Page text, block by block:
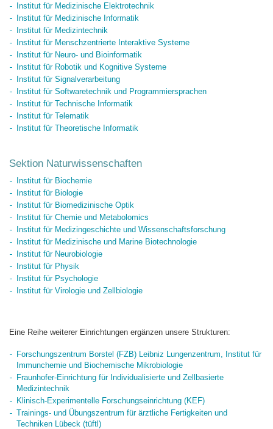
Institut für Medizinische Elektrotechnik
Institut für Medizinische Informatik
Institut für Medizintechnik
Institut für Menschzentrierte Interaktive Systeme
Institut für Neuro- und Bioinformatik
Institut für Robotik und Kognitive Systeme
Institut für Signalverarbeitung
Institut für Softwaretechnik und Programmiersprachen
Institut für Technische Informatik
Institut für Telematik
Institut für Theoretische Informatik
Sektion Naturwissenschaften
Institut für Biochemie
Institut für Biologie
Institut für Biomedizinische Optik
Institut für Chemie und Metabolomics
Institut für Medizingeschichte und Wissenschaftsforschung
Institut für Medizinische und Marine Biotechnologie
Institut für Neurobiologie
Institut für Physik
Institut für Psychologie
Institut für Virologie und Zellbiologie
Eine Reihe weiterer Einrichtungen ergänzen unsere Strukturen:
Forschungszentrum Borstel (FZB) Leibniz Lungenzentrum, Institut für
Immunchemie und Biochemische Mikrobiologie
Fraunhofer-Einrichtung für Individualisierte und Zellbasierte
Medizintechnik
Klinisch-Experimentelle Forschungseinrichtung (KEF)
Trainings- und Übungszentrum für ärztliche Fertigkeiten und
Techniken Lübeck (tüftl)